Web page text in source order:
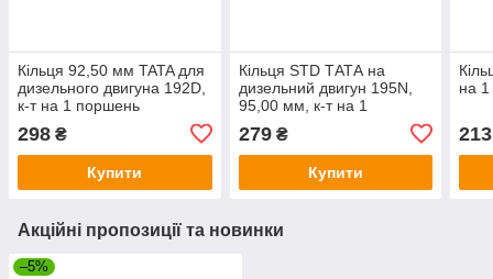
Кільця 92,50 мм TATA для
дизельного двигуна 192D,
к-т на 1 поршень
298 ₴
Купити
Кільця STD ТАТА на
дизельний двигун 195N,
95,00 мм, к-т на 1
279₴
Купити
на
213
Акційні пропозиції та новинки
–5%